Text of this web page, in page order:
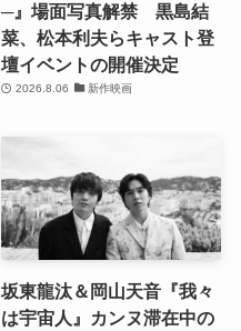
─』場面写真解禁 黒島結
菜、松本利夫らキャスト登
壇イベントの開催決定
2026.8.06 新作映画
坂東龍汰＆岡山天音『我々
は宇宙人』カンヌ滞在中の